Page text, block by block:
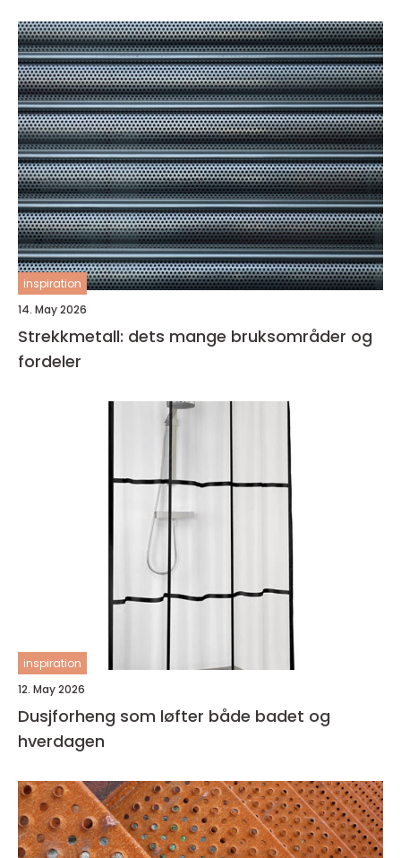
inspiration
14. May 2026
Strekkmetall: dets mange bruksområder og
fordeler
inspiration
12. May 2026
Dusjforheng som løfter både badet og
hverdagen